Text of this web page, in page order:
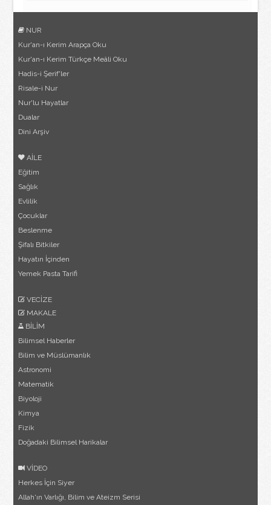
NUR
Kur'an-ı Kerim Arapça Oku
Kur'an-ı Kerim Türkçe Meâli Oku
Hadis-i Şerif'ler
Risale-i Nur
Nur'lu Hayatlar
Dualar
Dini Arşiv
AİLE
Eğitim
Sağlık
Evlilik
Çocuklar
Beslenme
Şifalı Bitkiler
Hayatın İçinden
Yemek Pasta Tarifi
VECİZE
MAKALE
BİLİM
Bilimsel Haberler
Bilim ve Müslümanlık
Astronomi
Matematik
Biyoloji
Kimya
Fizik
Doğadaki Bilimsel Harikalar
VİDEO
Herkes İçin Siyer
Allah'ın Varlığı, Bilim ve Ateizm Serisi